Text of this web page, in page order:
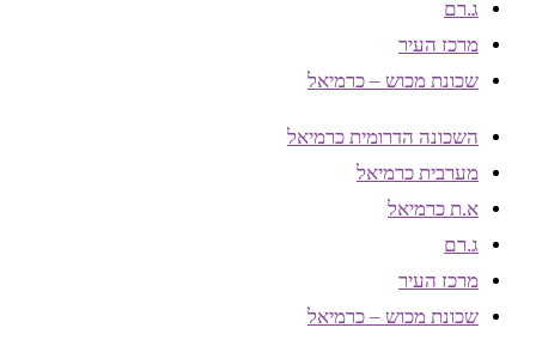
ג.רם
מרכז העיר
שכונת מכוש – כרמיאל
השכונה הדרומית כרמיאל
מערבית כרמיאל
א.ת כרמיאל
ג.רם
מרכז העיר
שכונת מכוש – כרמיאל